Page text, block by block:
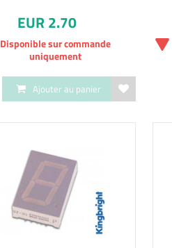
EUR 2.70
Disponible sur commande
uniquement
Ajouter au panier